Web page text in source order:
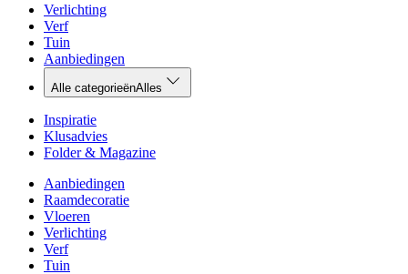
Verlichting
Verf
Tuin
Aanbiedingen
Alle categorieënAlles
Inspiratie
Klusadvies
Folder & Magazine
Aanbiedingen
Raamdecoratie
Vloeren
Verlichting
Verf
Tuin